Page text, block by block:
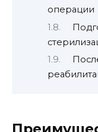
операции